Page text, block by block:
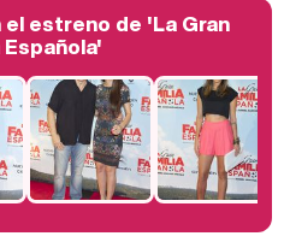
Manu Baqueiro: "Tuve como referente a Bruce Willis en 'Luz de Luna' para mi trabajo en la serie 'Perdiendo el juicio'"
el estreno de 'La Gran